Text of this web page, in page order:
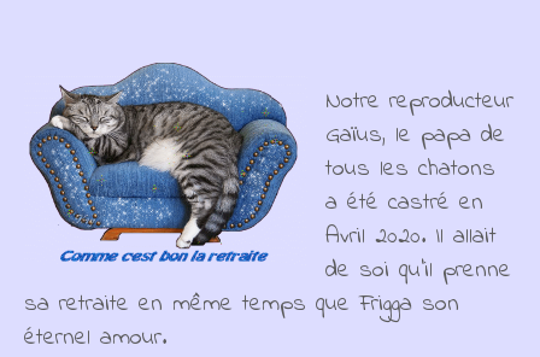
Notre reproducteur
Gaïus, le papa de
tous les chatons
a été castré en
Avril 2020. Il allait
de soi qu'il prenne
sa retraite en même temps que Frigga son
éternel amour.